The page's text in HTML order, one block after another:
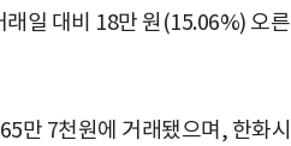
일 대비 18만 원(15.06%) 오른
만 7천원에 거래됐으며, 한화시